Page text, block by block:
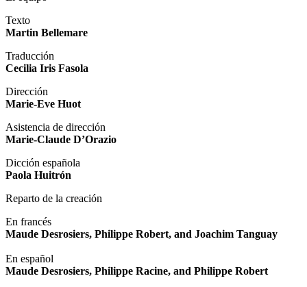
Texto
Martin Bellemare
Traducción
Cecilia Iris Fasola
Dirección
Marie-Eve Huot
Asistencia de dirección
Marie-Claude D’Orazio
Dicción española
Paola Huitrón
Reparto de la creación
En francés
Maude Desrosiers, Philippe Robert, and Joachim Tanguay
En español
Maude Desrosiers, Philippe Racine, and Philippe Robert